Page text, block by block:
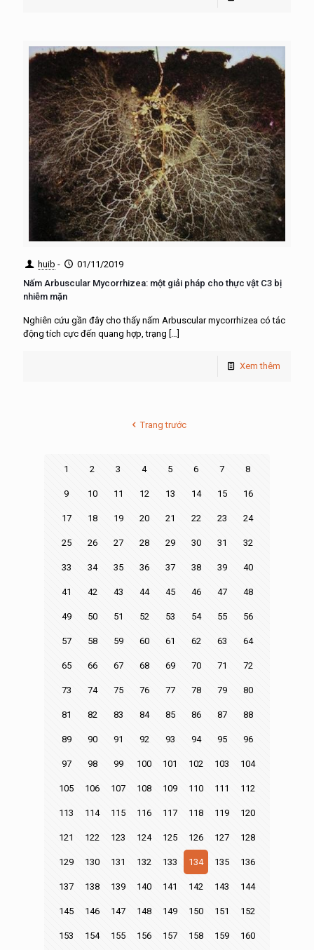
huib -
01/11/2019
Nấm Arbuscular Mycorrhizea: một giải pháp cho thực vật C3 bị
nhiễm mặn
Nghiên cứu gần đây cho thấy nấm Arbuscular mycorrhizea có tác
động tích cực đến quang hợp, trạng
Xem thêm
Trang trước
1 2 3 4 5 6 7 8
9 10 11 12 13 14 15 16
17 18 19 20 21 22 23 24
25 26 27 28 29 30 31 32
33 34 35 36 37 38 39 40
41 42 43 44 45 46 47 48
49 50 51 52 53 54 55 56
57 58 59 60 61 62 63 64
65 66 67 68 69 70 71 72
73 74 75 76 77 78 79 80
81 82 83 84 85 86 87 88
89 90 91 92 93 94 95 96
97 98 99 100 101 102 103 104
105 106 107 108 109 110 111 112
113 114 115 116 117 118 119 120
121 122 123 124 125 126 127 128
129 130 131 132 133 134 135 136
137 138 139 140 141 142 143 144
145 146 147 148 149 150 151 152
153 154 155 156 157 158 159 160